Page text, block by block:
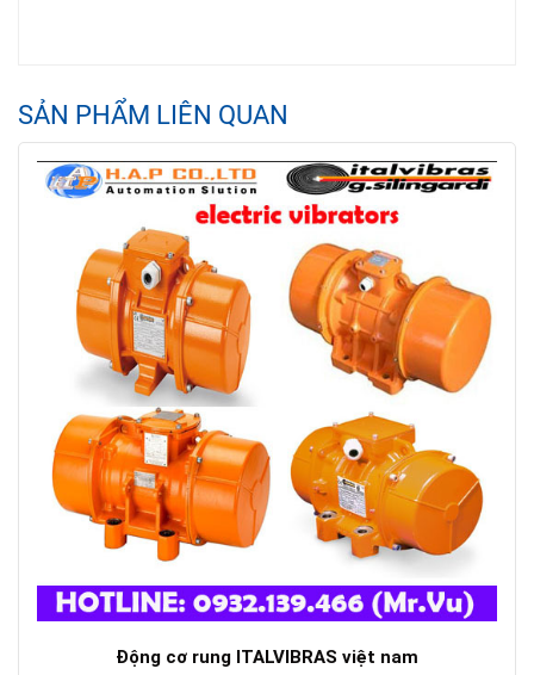
SẢN PHẨM LIÊN QUAN
Động cơ rung ITALVIBRAS việt nam